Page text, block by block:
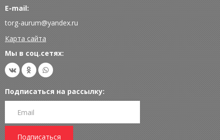
E-mail:
torg-aurum@yandex.ru
Карта сайта
Мы в соц.сетях:
Подписаться на рассылку:
Подписаться